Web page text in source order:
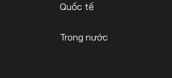
Quốc tế
Trong nước